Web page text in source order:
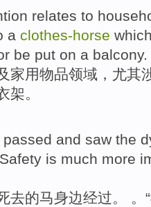
relates to
a clothes-horse
be put on a balcony.
家用物品领域 ， 尤其
架。
passed and saw the
Safety is much more
去的马身边经过。 。“